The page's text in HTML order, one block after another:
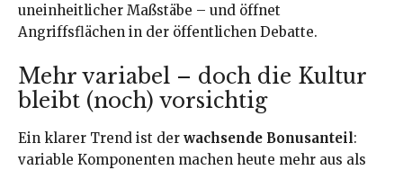
uneinheitlicher Maßstäbe – und öffnet
Angriffsflächen in der öffentlichen Debatte.
Mehr variabel – doch die Kultur
bleibt (noch) vorsichtig
Ein klarer Trend ist der wachsende Bonusanteil:
variable Komponenten machen heute mehr aus als